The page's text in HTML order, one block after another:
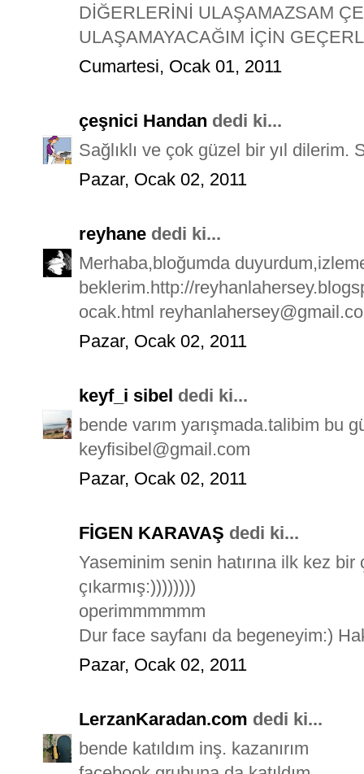
DİĞERLERİNİ ULAŞAMAZSAM
ULAŞAMAYACAĞIM İÇİN
Cumartesi, Ocak 01, 2011
çeşnici Handan dedi ki...
Sağlıklı ve çok güzel bir yıl dilerim.
Pazar, Ocak 02, 2011
reyhane dedi ki...
Merhaba,bloğumda
beklerim.http://
ocak.html
Pazar, Ocak 02, 2011
keyf_i sibel dedi ki...
bende varım yarışmada.talibim bu
keyfisibel@gmail.com
Pazar, Ocak 02, 2011
FİGEN KARAVAŞ dedi ki...
Yaseminim senin hatırına ilk kez
çıkarmış:))))))))
operimmmmmm
Dur face sayfanı da begeneyim:)
Pazar, Ocak 02, 2011
LerzanKaradan.com dedi ki...
bende katıldım inş. kazanırım